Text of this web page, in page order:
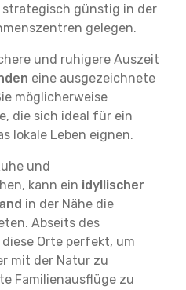
günstig in der
gelegen.
und ruhigere Auszeit
eine ausgezeichnete
möglicherweise
die sich ideal für ein
lokale Leben eignen.
und
kann ein idyllischer
in der Nähe die
Abseits des
Orte perfekt, um
mit der Natur zu
Familienausflüge zu